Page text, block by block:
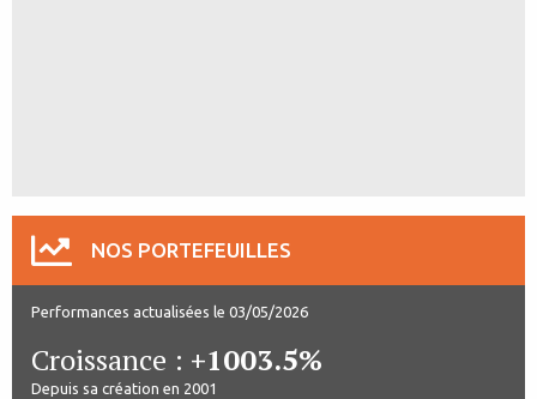
NOS PORTEFEUILLES
Performances actualisées le 03/05/2026
Croissance : +1003.5%
Depuis sa création en 2001